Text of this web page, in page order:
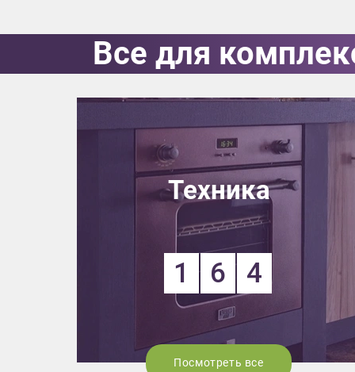
Все для
Техника
1 6 4
Посмотреть все
с